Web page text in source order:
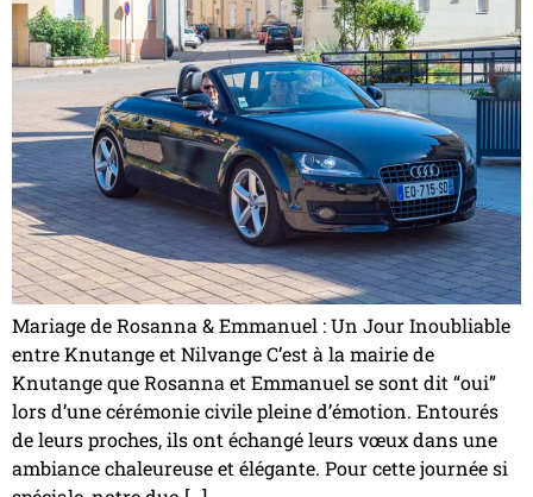
Mariage de Rosanna & Emmanuel : Un Jour Inoubliable
entre Knutange et Nilvange C’est à la mairie de
Knutange que Rosanna et Emmanuel se sont dit “oui”
lors d’une cérémonie civile pleine d’émotion. Entourés
de leurs proches, ils ont échangé leurs vœux dans une
ambiance chaleureuse et élégante. Pour cette journée si